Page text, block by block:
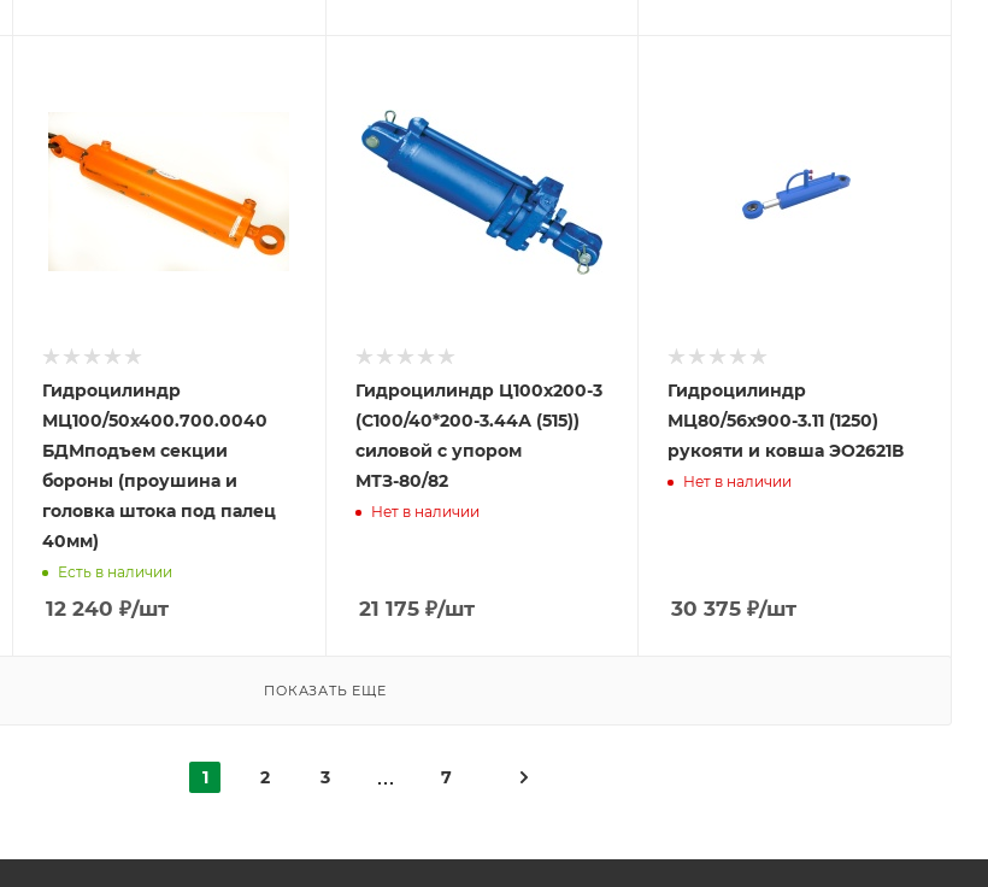
Гидроцилиндр
МЦ100/50х400.700.0040
БДМподъем секции
бороны (проушина и
головка штока под палец
40мм)
Есть в наличии
12 240 ₽/шт
Гидроцилиндр Ц100х200-3
(С100/40*200-3.44А (515))
силовой с упором
МТЗ-80/82
Нет в наличии
21 175₽/шт
Гидроцилиндр
МЦ80/56х900-3.11 (1250)
рукояти и ковша ЭО2621В
Нет в наличии
30 375 ₽/шт
ПОКАЗАТЬ ЕЩЕ
1 2 3 7